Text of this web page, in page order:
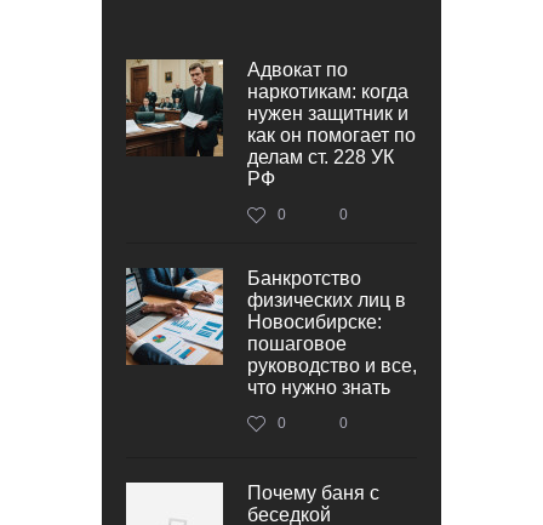
Адвокат по
наркотикам: когда
нужен защитник и
как он помогает по
делам ст. 228 УК
РФ
0 0
Банкротство
физических лиц в
Новосибирске:
пошаговое
руководство и все,
что нужно знать
0 0
Почему баня с
беседкой